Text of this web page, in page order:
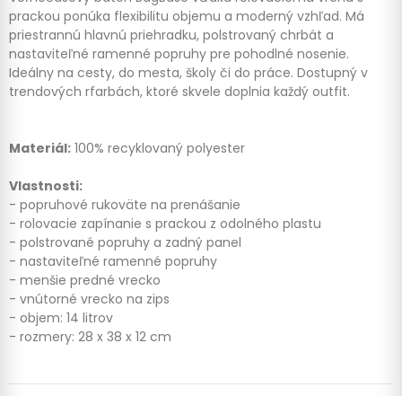
prackou ponúka flexibilitu objemu a moderný vzhľad. Má
priestrannú hlavnú priehradku, polstrovaný chrbát a
nastaviteľné ramenné popruhy pre pohodlné nosenie.
Ideálny na cesty, do mesta, školy či do práce. Dostupný v
trendových rfarbách, ktoré skvele doplnia každý outfit.
Materiál: 100% recyklovaný polyester
Vlastnosti:
- popruhové rukoväte na prenášanie
- rolovacie zapínanie s prackou z odolného plastu
- polstrované popruhy a zadný panel
- nastaviteľné ramenné popruhy
- menšie predné vrecko
- vnútorné vrecko na zips
- objem: 14 litrov
- rozmery: 28 x 38 x 12 cm